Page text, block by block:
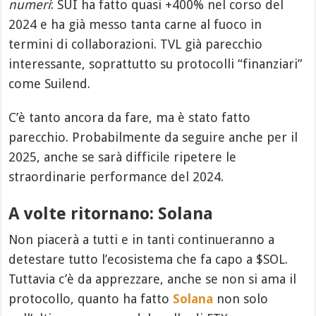
numeri: SUI ha fatto quasi +400% nel corso del
2024 e ha già messo tanta carne al fuoco in
termini di collaborazioni. TVL già parecchio
interessante, soprattutto su protocolli “finanziari”
come Suilend.
C’è tanto ancora da fare, ma è stato fatto
parecchio. Probabilmente da seguire anche per il
2025, anche se sarà difficile ripetere le
straordinarie performance del 2024.
A volte ritornano: Solana
Non piacerà a tutti e in tanti continueranno a
detestare tutto l’ecosistema che fa capo a $SOL.
Tuttavia c’è da apprezzare, anche se non si ama il
protocollo, quanto ha fatto Solana non solo